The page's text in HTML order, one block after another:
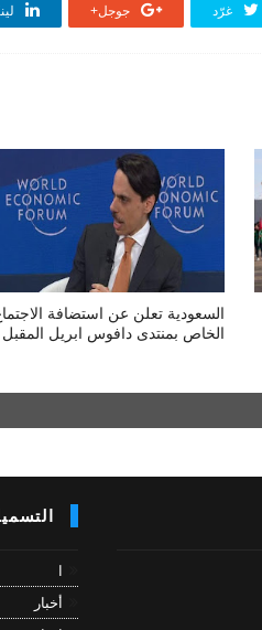
غرّد جوجل+
السعودية تعلن عن استضافة
الخاص بمنتدى دافوس ابريل المقبل
أخبار